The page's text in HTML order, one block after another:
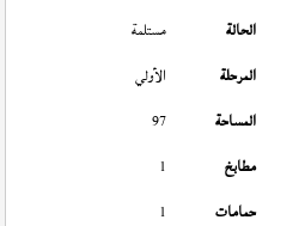
الحالة
مستلمة
المرحلة
الأولي
المساحة
97
مطابخ
1
حمامات
1